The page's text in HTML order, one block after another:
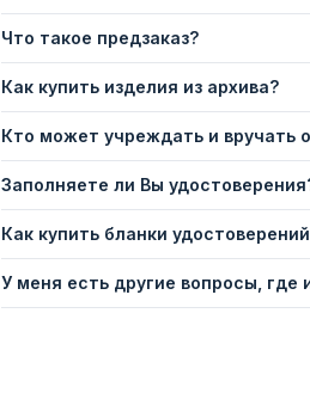
Что такое предзаказ?
Как купить изделия из архива?
Кто может учреждать и
Заполняете ли Вы
Как купить бланки
У меня есть другие вопросы, где